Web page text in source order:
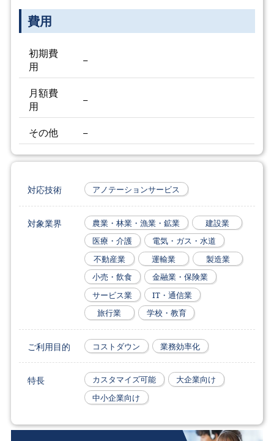
費用
初期費
用
−
月額費
用
−
その他 −
対応技術 アノテーションサービス
対象業界 農業・林業・漁業・鉱業
建設業
医療・介護
電気・ガス・水道
不動産業
運輸業
製造業
小売・飲食
金融業・保険業
サービス業
IT・通信業
旅行業
学校・教育
ご利用目的 コストダウン 業務効率化
特長 カスタマイズ可能
大企業向け
中小企業向け